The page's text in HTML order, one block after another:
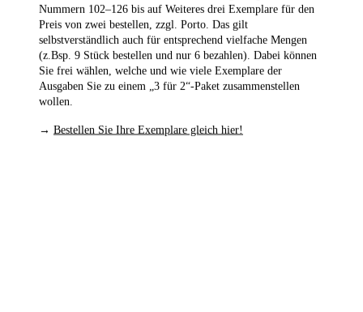
Nummern 102–126 bis auf Weiteres drei Exemplare für den
Preis von zwei bestellen, zzgl. Porto. Das gilt
selbstverständlich auch für entsprechend vielfache Mengen
(z.Bsp. 9 Stück bestellen und nur 6 bezahlen). Dabei können
Sie frei wählen, welche und wie viele Exemplare der
Ausgaben Sie zu einem „3 für 2“-Paket zusammenstellen
wollen.
→ Bestellen Sie Ihre Exemplare gleich hier!